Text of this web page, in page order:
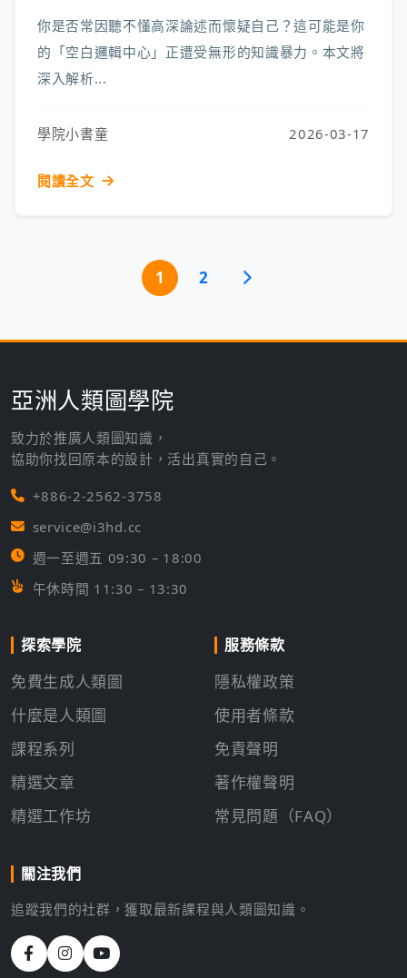
你是否常因聽不懂高深論述而懷疑自己？這可能是你
的「空白邏輯中心」正遭受無形的知識暴力。本文將
深入解析...
學院小書童 2026-03-17
閱讀全文
文
章
1 2
亞洲人類圖學院
致力於推廣人類圖知識，
協助你找回原本的設計，活出真實的自己。
+886-2-2562-3758
service@i3hd.cc
週一至週五 09:30 – 18:00
午休時間 11:30 – 13:30
探索學院
免費生成人類圖
什麼是人類圖
課程系列
精選文章
精選工作坊
服務條款
隱私權政策
使用者條款
免責聲明
著作權聲明
常見問題（FAQ）
關注我們
追蹤我們的社群，獲取最新課程與人類圖知識。